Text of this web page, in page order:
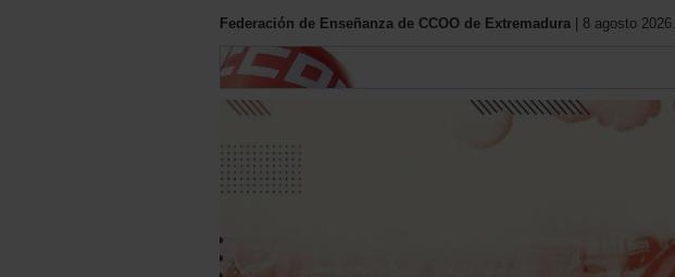
Federación de Enseñanza de CCOO de Extremadura | 8 agosto 2026.